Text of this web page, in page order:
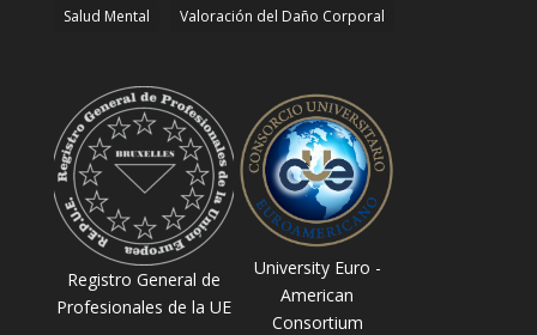
Salud Mental
Valoración del Daño Corporal
Registro General de
Profesionales de la UE
University Euro -
American
Consortium